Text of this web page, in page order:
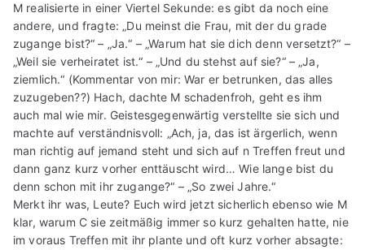
M realisierte in einer Viertel Sekunde: es gibt da noch eine
andere, und fragte: „Du meinst die Frau, mit der du grade
zugange bist?“ – „Ja.“ – „Warum hat sie dich denn versetzt?“ –
„Weil sie verheiratet ist.“ – „Und du stehst auf sie?“ – „Ja,
ziemlich.“ (Kommentar von mir: War er betrunken, das alles
zuzugeben??) Hach, dachte M schadenfroh, geht es ihm
auch mal wie mir. Geistesgegenwärtig verstellte sie sich und
machte auf verständnisvoll: „Ach, ja, das ist ärgerlich, wenn
man richtig auf jemand steht und sich auf n Treffen freut und
dann ganz kurz vorher enttäuscht wird… Wie lange bist du
denn schon mit ihr zugange?“ – „So zwei Jahre.“
Merkt ihr was, Leute? Euch wird jetzt sicherlich ebenso wie M
klar, warum C sie zeitmäßig immer so kurz gehalten hatte, nie
im voraus Treffen mit ihr plante und oft kurz vorher absagte: